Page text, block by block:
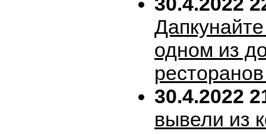
одном из
30.4.2022
вывели из